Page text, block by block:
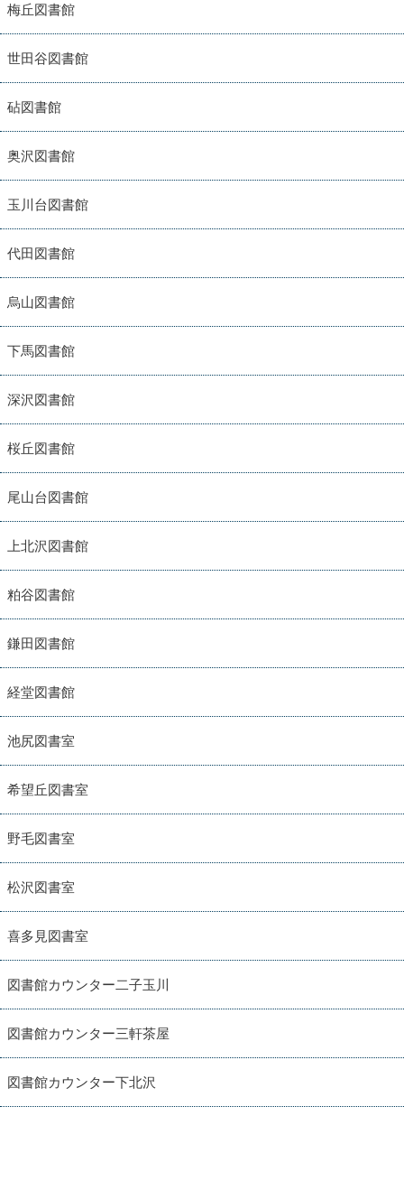
梅丘図書館
世田谷図書館
砧図書館
奥沢図書館
玉川台図書館
代田図書館
烏山図書館
下馬図書館
深沢図書館
桜丘図書館
尾山台図書館
上北沢図書館
粕谷図書館
鎌田図書館
経堂図書館
池尻図書室
希望丘図書室
野毛図書室
松沢図書室
喜多見図書室
図書館カウンター二子玉川
図書館カウンター三軒茶屋
図書館カウンター下北沢